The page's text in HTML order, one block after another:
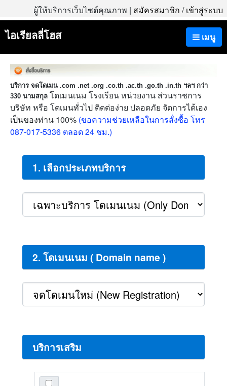
ผู้ให้บริการเว็บไซต์คุณภาพ | สมัครสมาชิก /เข้าสู่ระบบ
เมนู
ไอเรียลลี่โฮส
บริการ จดโดเมน .com .net .org .co.th .ac.th .go.th .in.th ฯลฯ กว่า
330 นามสกุล โดเมนเนม โรงเรียน หน่วยงาน ส่วนราชการ
บริษัท หรือ โดเมนทั่วไป ติดต่อง่าย ปลอดภัย จัดการได้เอง
เป็นของท่าน 100% (ขอความช่วยเหลือในการสั่งซื้อ โทร
087-017-5336 ตลอด 24 ชม.)
1. เลือกประเภทบริการ
2. โดเมนเนม ( Domain name )
บริการเสริม